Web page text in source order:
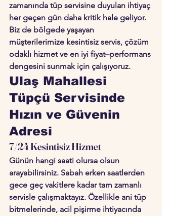
zamanında tüp servisine duyulan ihtiyaç
her geçen gün daha kritik hale geliyor.
Biz de bölgede yaşayan
müşterilerimize kesintisiz servis, çözüm
odaklı hizmet ve en iyi fiyat–performans
dengesini sunmak için çalışıyoruz.
Ulaş Mahallesi
Tüpçü Servisinde
Hızın ve Güvenin
Adresi
7/24 Kesintisiz Hizmet
Günün hangi saati olursa olsun
arayabilirsiniz. Sabah erken saatlerden
gece geç vakitlere kadar tam zamanlı
servisle çalışmaktayız. Özellikle ani tüp
bitmelerinde, acil pişirme ihtiyacında